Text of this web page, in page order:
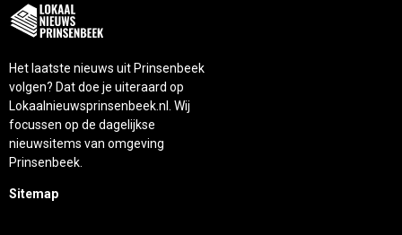
Het laatste nieuws uit Prinsenbeek
volgen? Dat doe je uiteraard op
Lokaalnieuwsprinsenbeek.nl. Wij
focussen op de dagelijkse
nieuwsitems van omgeving
Prinsenbeek.
Sitemap